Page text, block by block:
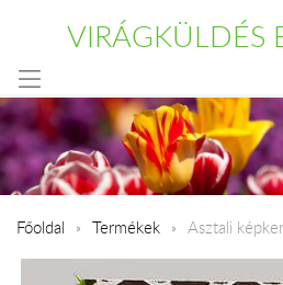
VIRÁGKÜLDÉS
Főoldal Termékek Asztali